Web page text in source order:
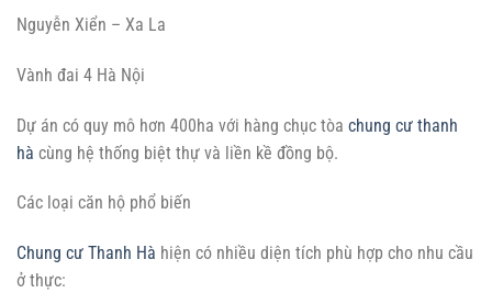
Nguyễn Xiển – Xa La
Vành đai 4 Hà Nội
Dự án có quy mô hơn 400ha với hàng chục tòa chung cư thanh
hà cùng hệ thống biệt thự và liền kề đồng bộ.
Các loại căn hộ phổ biến
Chung cư Thanh Hà hiện có nhiều diện tích phù hợp cho nhu cầu
ở thực: